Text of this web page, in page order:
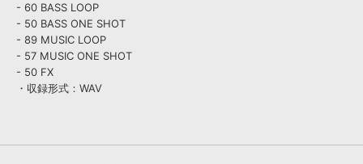
- 60 BASS LOOP
- 50 BASS ONE SHOT
- 89 MUSIC LOOP
- 57 MUSIC ONE SHOT
- 50 FX
・収録形式：WAV